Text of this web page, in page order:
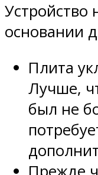
Устройство
основании
Плита
Лучше,
был не